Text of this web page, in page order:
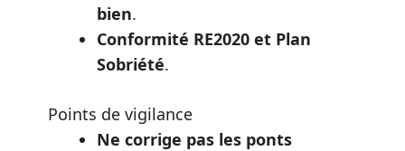
bien.
Conformité RE2020 et Plan
Sobriété.
Points de vigilance
Ne corrige pas les ponts